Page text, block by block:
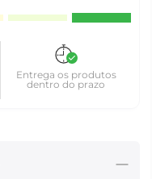
Entrega os produtos
dentro do prazo